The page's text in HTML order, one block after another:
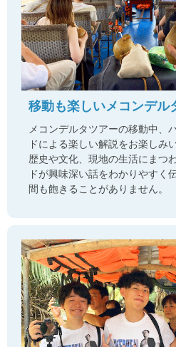
移動も楽しいメコンデル
メコンデルタツアーの移動中、
ドによる楽しい解説をお楽しみ
歴史や文化、現地の生活にまつ
ドが興味深い話をわかりやすく
間も飽きることがありません。